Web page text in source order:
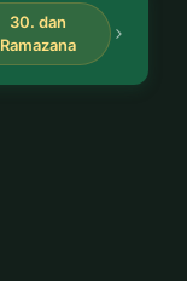
30. dan
Ramazana